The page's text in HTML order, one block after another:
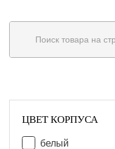
Поиск товара на
ЦВЕТ КОРПУСА
белый